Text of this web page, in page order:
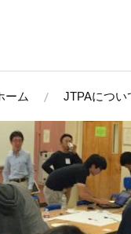
ーム JTPAについ